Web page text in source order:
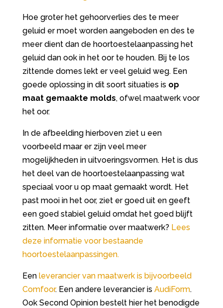
Hoe groter het gehoorverlies des te meer
geluid er moet worden aangeboden en des te
meer dient dan de hoortoestelaanpassing het
geluid dan ook in het oor te houden. Bij te los
zittende domes lekt er veel geluid weg. Een
goede oplossing in dit soort situaties is op
maat gemaakte molds, ofwel maatwerk voor
het oor.
In de afbeelding hierboven ziet u een
voorbeeld maar er zijn veel meer
mogelijkheden in uitvoeringsvormen. Het is dus
het deel van de hoortoestelaanpassing wat
speciaal voor u op maat gemaakt wordt. Het
past mooi in het oor, ziet er goed uit en geeft
een goed stabiel geluid omdat het goed blijft
zitten. Meer informatie over maatwerk? Lees
deze informatie voor bestaande
hoortoestelaanpassingen.
Een leverancier van maatwerk is bijvoorbeeld
Comfoor. Een andere leverancier is AudiForm.
Ook Second Opinion bestelt hier het benodigde